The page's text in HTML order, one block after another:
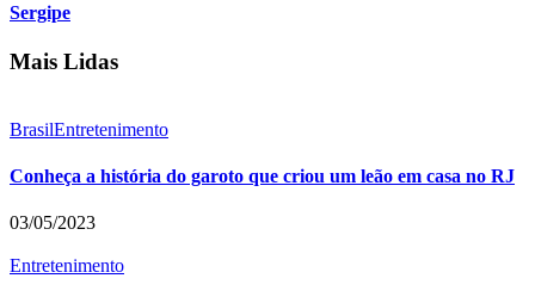
Sergipe
Mais Lidas
BrasilEntretenimento
Conheça a história do garoto que criou um leão em casa no RJ
03/05/2023
Entretenimento